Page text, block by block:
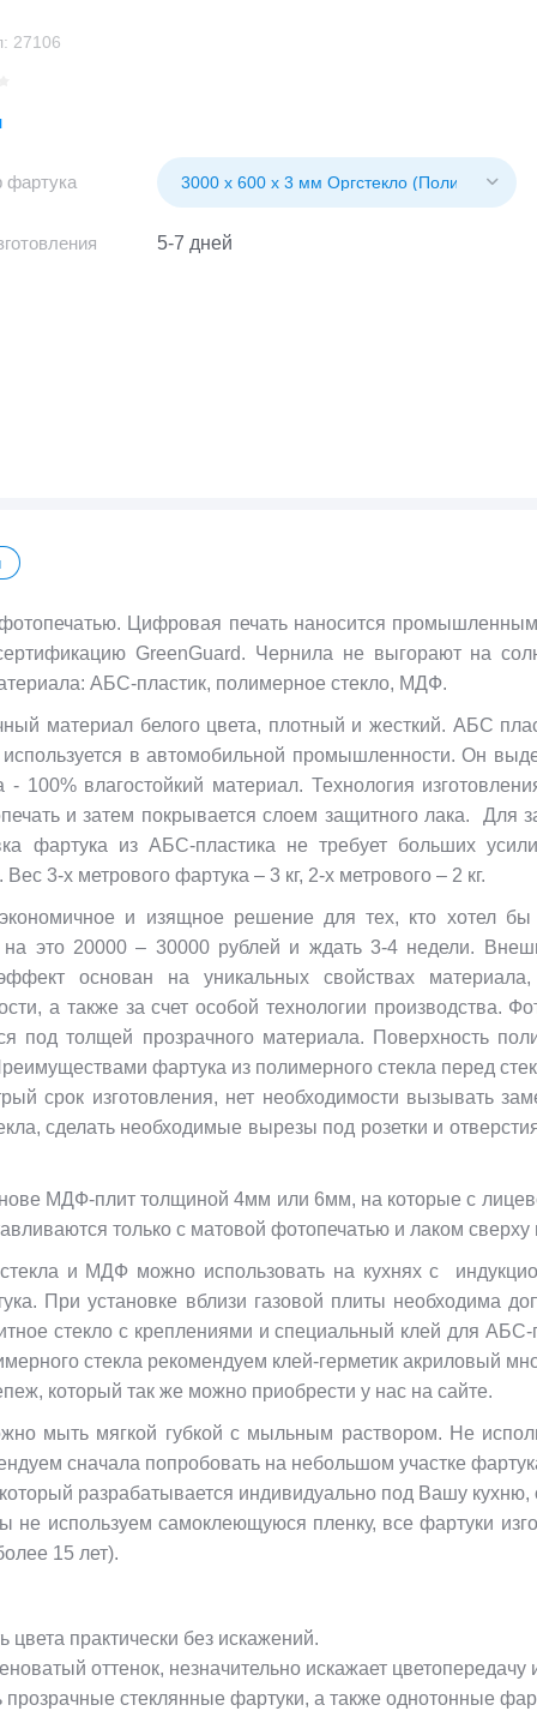
27106
фартука
5-7 дней
Цифровая печать наносится
GreenGuard. Чернила не выгорают на
АБС-пластик, полимерное стекло, МДФ.
материал белого цвета, плотный и жесткий. АБС
используется в автомобильной промышленности. Он
влагостойкий материал. Технология
и затем покрывается слоем защитного лака. Для
фартука из АБС-пластика не требует больших
3-х метрового фартука – 3 кг, 2-х метрового – 2 кг.
и изящное решение для тех, кто хотел
на это 20000 – 30000 рублей и ждать 3-4 недели.
основан на уникальных свойствах
а также за счет особой технологии производства.
под толщей прозрачного материала. Поверхность
фартука из полимерного стекла перед
срок изготовления, нет необходимости вызывать
сделать необходимые вырезы под розетки и
МДФ-плит толщиной 4мм или 6мм, на которые с
только с матовой фотопечатью и лаком
и МДФ можно использовать на кухнях с
При установке вблизи газовой плиты необходима
стекло с креплениями и специальный клей для
стекла рекомендуем клей-герметик акриловый
который так же можно приобрести у нас на сайте.
мыть мягкой губкой с мыльным раствором. Не
сначала попробовать на небольшом участке
разрабатывается индивидуально под Вашу кухню,
не используем самоклеющуюся пленку, все фартуки
15 лет).
цвета практически без искажений.
оттенок, незначительно искажает
стеклянные фартуки, а также однотонные